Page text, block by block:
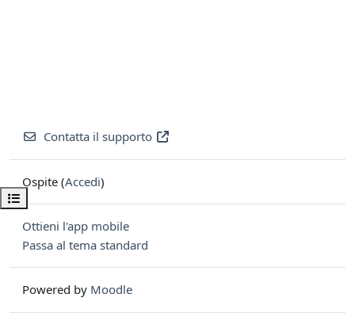
Apri indice del corso
Contatta il supporto
Ospite (Accedi)
Ottieni l'app mobile
Passa al tema standard
Powered by Moodle